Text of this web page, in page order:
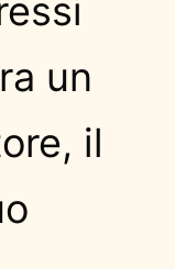
un
il